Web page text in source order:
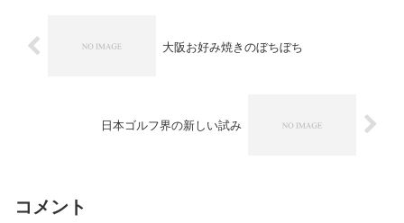
大阪お好み焼きのぼちぼち
日本ゴルフ界の新しい試み
コメント